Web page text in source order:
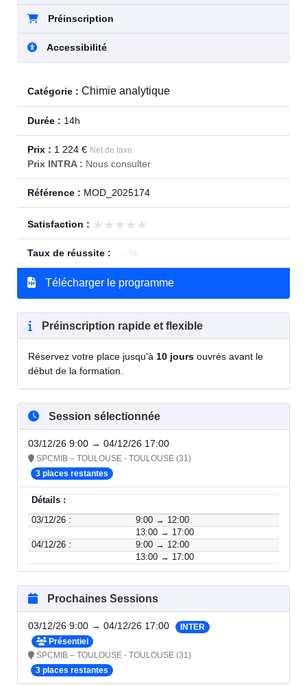
Préinscription
Accessibilité
Catégorie : Chimie analytique
Durée : 14h
Prix : 1 224 € Net de taxe
Prix INTRA : Nous consulter
Référence : MOD_2025174
Satisfaction : ★★★★★
★★★★★
Taux de réussite : - %
Télécharger le programme
Préinscription rapide et flexible
Réservez votre place jusqu'à 10 jours ouvrés avant le
début de la formation.
Session sélectionnée
03/12/26 9:00 → 04/12/26 17:00
SPCMIB – TOULOUSE - TOULOUSE (31)
3 places restantes
Détails :
03/12/26 :
9:00 → 12:00
13:00 → 17:00
04/12/26 :
9:00 → 12:00
13:00 → 17:00
Prochaines Sessions
03/12/26 9:00 → 04/12/26 17:00
INTER
Présentiel
SPCMIB – TOULOUSE - TOULOUSE (31)
3 places restantes